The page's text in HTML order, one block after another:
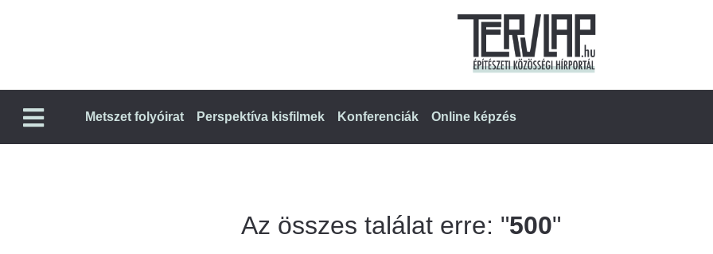
Metszet folyóirat Perspektíva kisfilmek Konferenciák Online képzés
Az összes találat erre: "500"